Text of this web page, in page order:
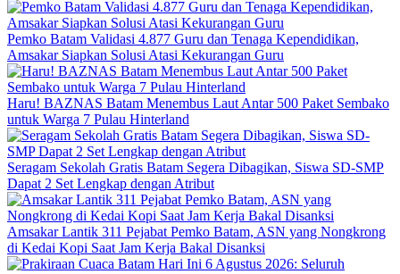
Pemko Batam Validasi 4.877 Guru dan Tenaga Kependidikan,
Amsakar Siapkan Solusi Atasi Kekurangan Guru
Haru! BAZNAS Batam Menembus Laut Antar 500 Paket Sembako
untuk Warga 7 Pulau Hinterland
Seragam Sekolah Gratis Batam Segera Dibagikan, Siswa SD-SMP
Dapat 2 Set Lengkap dengan Atribut
Amsakar Lantik 311 Pejabat Pemko Batam, ASN yang Nongkrong
di Kedai Kopi Saat Jam Kerja Bakal Disanksi